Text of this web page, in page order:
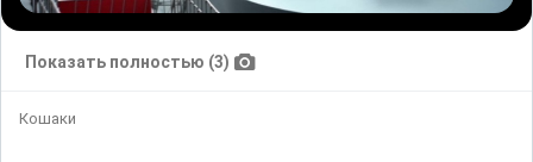
Показать полностью (3)
Кошаки